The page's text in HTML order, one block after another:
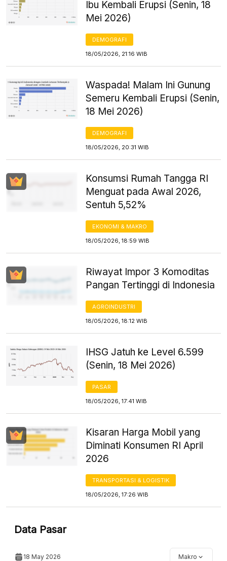
Ibu Kembali Erupsi (Senin, 18
Mei 2026)
DEMOGRAFI
18/05/2026, 21:16 WIB
Waspada! Malam Ini Gunung
Semeru Kembali Erupsi (Senin,
18 Mei 2026)
DEMOGRAFI
18/05/2026, 20:31 WIB
Konsumsi Rumah Tangga RI
Menguat pada Awal 2026,
Sentuh 5,52%
EKONOMI & MAKRO
18/05/2026, 18:59 WIB
Riwayat Impor 3 Komoditas
Pangan Tertinggi di Indonesia
AGROINDUSTRI
18/05/2026, 18:12 WIB
IHSG Jatuh ke Level 6.599
(Senin, 18 Mei 2026)
PASAR
18/05/2026, 17:41 WIB
Kisaran Harga Mobil yang
Diminati Konsumen RI April
2026
TRANSPORTASI & LOGISTIK
18/05/2026, 17:26 WIB
Data Pasar
18 May 2026 Makro